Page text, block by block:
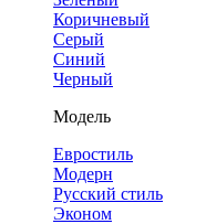
Коричневый
Серый
Синий
Черный
Модель
Евростиль
Модерн
Русский стиль
Эконом